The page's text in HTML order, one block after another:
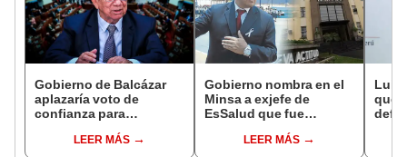
Gobierno de Balcázar
aplazaría voto de
confianza para
Congreso tras la primera
LEER MÁS
Gobierno nombra en el
Minsa a exjefe de
EsSalud que fue
tener una orden de
LEER MÁS
Luis
que